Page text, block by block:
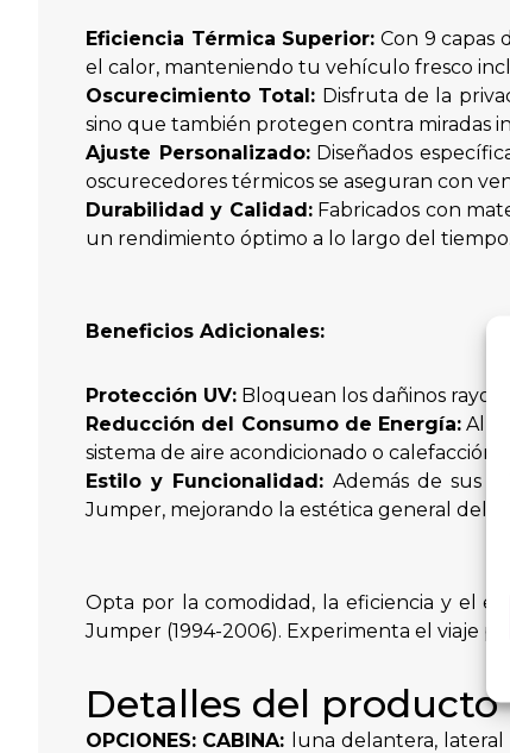
Eficiencia Térmica Superior: Con 9 capas
el calor, manteniendo tu vehículo fresco
Oscurecimiento Total: Disfruta de la
sino que también protegen contra miradas
Ajuste Personalizado:Diseñados
oscurecedores térmicos se aseguran con
Durabilidad y Calidad:Fabricados con
un rendimiento óptimo a lo largo del tiempo.
Beneficios Adicionales:
Protección UV: Bloquean los dañinos
Reducción del Consumo de Energía: Al
sistema de aire acondicionado o
Estilo y Funcionalidad: Además de sus
Jumper, mejorando la estética general del
Opta por la comodidad, la eficiencia y el
Jumper (1994-2006). Experimenta el viaje
Detalles del producto
OPCIONES: CABINA: luna delantera,